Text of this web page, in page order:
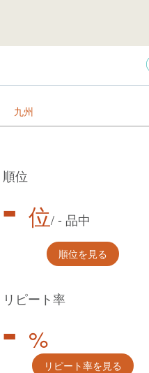
九州
順位
- 位/- 品中
順位を見る
リピート率
- %
リピート率を見る